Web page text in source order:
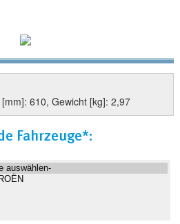
610, Gewicht [kg]: 2,97
Fahrzeuge*: